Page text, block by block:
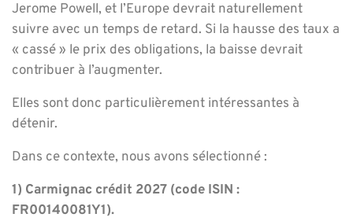
Jerome Powell, et l’Europe devrait naturellement
suivre avec un temps de retard. Si la hausse des taux a
« cassé » le prix des obligations, la baisse devrait
contribuer à l’augmenter.
Elles sont donc particulièrement intéressantes à
détenir.
Dans ce contexte, nous avons sélectionné :
1) Carmignac crédit 2027 (code ISIN :
FR00140081Y1).